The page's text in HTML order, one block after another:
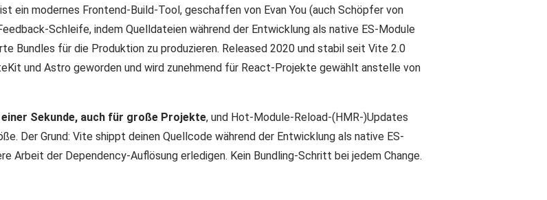
Monitoring as Code
ein modernes Frontend-Build-Tool, geschaffen von Evan You (auch Schöpfer von
Schleife, indem Quelldateien während der Entwicklung als native ES-Module
Bundles für die Produktion zu produzieren. Released 2020 und stabil seit Vite 2.0
und Astro geworden und wird zunehmend für React-Projekte gewählt anstelle von
Sekunde, auch für große Projekte, und Hot-Module-Reload-(HMR-)Updates
Der Grund: Vite shippt deinen Quellcode während der Entwicklung als native ES-
Arbeit der Dependency-Auflösung erledigen. Kein Bundling-Schritt bei jedem Change.